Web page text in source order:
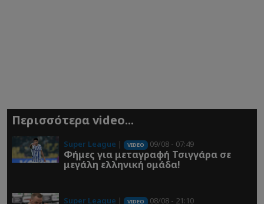
Περισσότερα video...
Super League | VIDEO 09/08 - 07:49
Φήμες για μεταγραφή Τσιγγάρα σε
μεγάλη ελληνική ομάδα!
Super League | VIDEO 08/08 - 21:10